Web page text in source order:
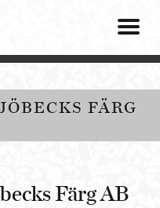
FÄRG
Färg AB
OM
VÅRA
HITTA